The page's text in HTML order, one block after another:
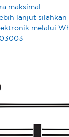
maksimal
lanjut silahkan
melalui